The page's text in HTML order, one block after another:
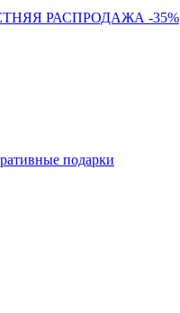
РАСПРОДАЖА -35%
подарки